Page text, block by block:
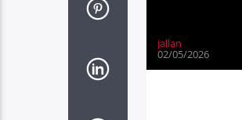
jallan
02/05/2026